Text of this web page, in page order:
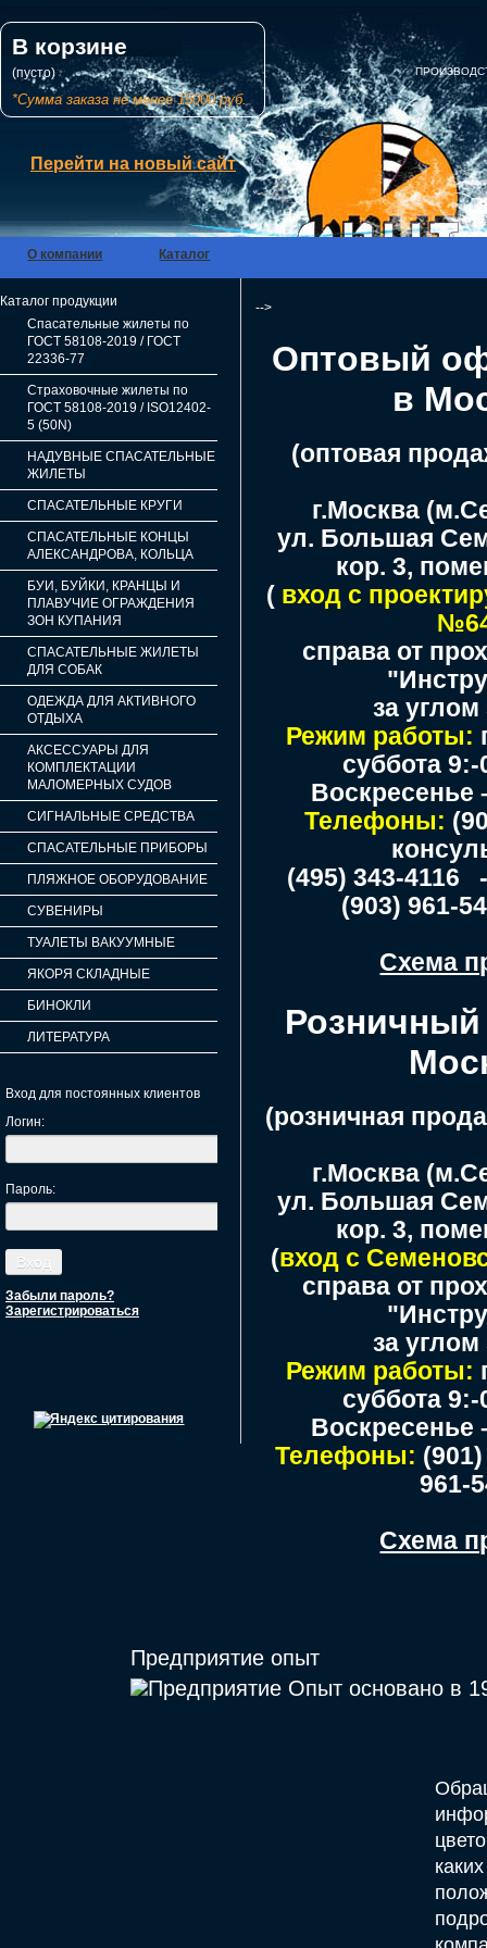
В корзине
(пусто)
*Сумма заказа не менее 15000 руб.
Перейти на новый сайт
О компании Каталог
Каталог продукции
Спасательные жилеты по
ГОСТ 58108-2019 / ГОСТ
22336-77
Страховочные жилеты по
ГОСТ 58108-2019 / ISO12402-
5 (50N)
НАДУВНЫЕ СПАСАТЕЛЬНЫЕ
ЖИЛЕТЫ
СПАСАТЕЛЬНЫЕ КРУГИ
СПАСАТЕЛЬНЫЕ КОНЦЫ
АЛЕКСАНДРОВА, КОЛЬЦА
БУИ, БУЙКИ, КРАНЦЫ И
ПЛАВУЧИЕ ОГРАЖДЕНИЯ
ЗОН КУПАНИЯ
СПАСАТЕЛЬНЫЕ ЖИЛЕТЫ
ДЛЯ СОБАК
ОДЕЖДА ДЛЯ АКТИВНОГО
ОТДЫХА
АКСЕССУАРЫ ДЛЯ
КОМПЛЕКТАЦИИ
МАЛОМЕРНЫХ СУДОВ
СИГНАЛЬНЫЕ СРЕДСТВА
СПАСАТЕЛЬНЫЕ ПРИБОРЫ
ПЛЯЖНОЕ ОБОРУДОВАНИЕ
СУВЕНИРЫ
ТУАЛЕТЫ ВАКУУМНЫЕ
ЯКОРЯ СКЛАДНЫЕ
БИНОКЛИ
ЛИТЕРАТУРА
Вход для постоянных клиентов
Логин:
Пароль:
Забыли пароль?
Зарегистрироваться
-->
Оптовый
в
(оптовая
г.Москва
ул. Большая
кор. 3,
( вход с
справа от
за
Режим работы:
суббота 9:-
Телефоны:
(495) 343-4116
(903) 961-
Схема
Розничный
(розничная
г.Москва
ул. Большая
кор. 3,
(вход с
справа от
за
Режим работы:
суббота 9:-
Телефоны:
961-
Схема
Предприятие опыт